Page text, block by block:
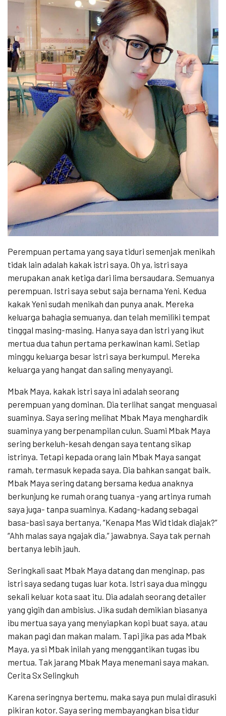
Perempuan pertama yang saya tiduri semenjak menikah
tidak lain adalah kakak istri saya. Oh ya, istri saya
merupakan anak ketiga dari lima bersaudara. Semuanya
perempuan. Istri saya sebut saja bernama Yeni. Kedua
kakak Yeni sudah menikah dan punya anak. Mereka
keluarga bahagia semuanya, dan telah memiliki tempat
tinggal masing-masing. Hanya saya dan istri yang ikut
mertua dua tahun pertama perkawinan kami. Setiap
minggu keluarga besar istri saya berkumpul. Mereka
keluarga yang hangat dan saling menyayangi.
Mbak Maya, kakak istri saya ini adalah seorang
perempuan yang dominan. Dia terlihat sangat menguasai
suaminya. Saya sering melihat Mbak Maya menghardik
suaminya yang berpenampilan culun. Suami Mbak Maya
sering berkeluh-kesah dengan saya tentang sikap
istrinya. Tetapi kepada orang lain Mbak Maya sangat
ramah, termasuk kepada saya. Dia bahkan sangat baik.
Mbak Maya sering datang bersama kedua anaknya
berkunjung ke rumah orang tuanya -yang artinya rumah
saya juga- tanpa suaminya. Kadang-kadang sebagai
basa-basi saya bertanya, “Kenapa Mas Wid tidak diajak?”
“Ahh malas saya ngajak dia,” jawabnya. Saya tak pernah
bertanya lebih jauh.
Seringkali saat Mbak Maya datang dan menginap, pas
istri saya sedang tugas luar kota. Istri saya dua minggu
sekali keluar kota saat itu. Dia adalah seorang detailer
yang gigih dan ambisius. Jika sudah demikian biasanya
ibu mertua saya yang menyiapkan kopi buat saya, atau
makan pagi dan makan malam. Tapi jika pas ada Mbak
Maya, ya si Mbak inilah yang menggantikan tugas ibu
mertua. Tak jarang Mbak Maya menemani saya makan.
Cerita Sx Selingkuh
Karena seringnya bertemu, maka saya pun mulai dirasuki
pikiran kotor. Saya sering membayangkan bisa tidur